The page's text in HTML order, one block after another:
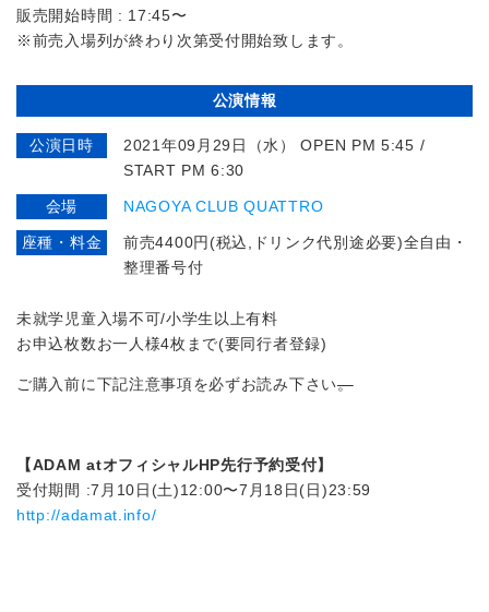
販売開始時間 : 17:45〜
※前売入場列が終わり次第受付開始致します。
公演情報
公演日時
2021年09月29日（水） OPEN PM 5:45 /
START PM 6:30
会場 NAGOYA CLUB QUATTRO
座種・料金
前売4400円(税込,ドリンク代別途必要)全自由・
整理番号付
未就学児童入場不可/小学生以上有料
お申込枚数お一人様4枚まで(要同行者登録)
ご購入前に下記注意事項を必ずお読み下さい。
【ADAM atオフィシャルHP先行予約受付】
受付期間 :7月10日(土)12:00〜7月18日(日)23:59
http://adamat.info/